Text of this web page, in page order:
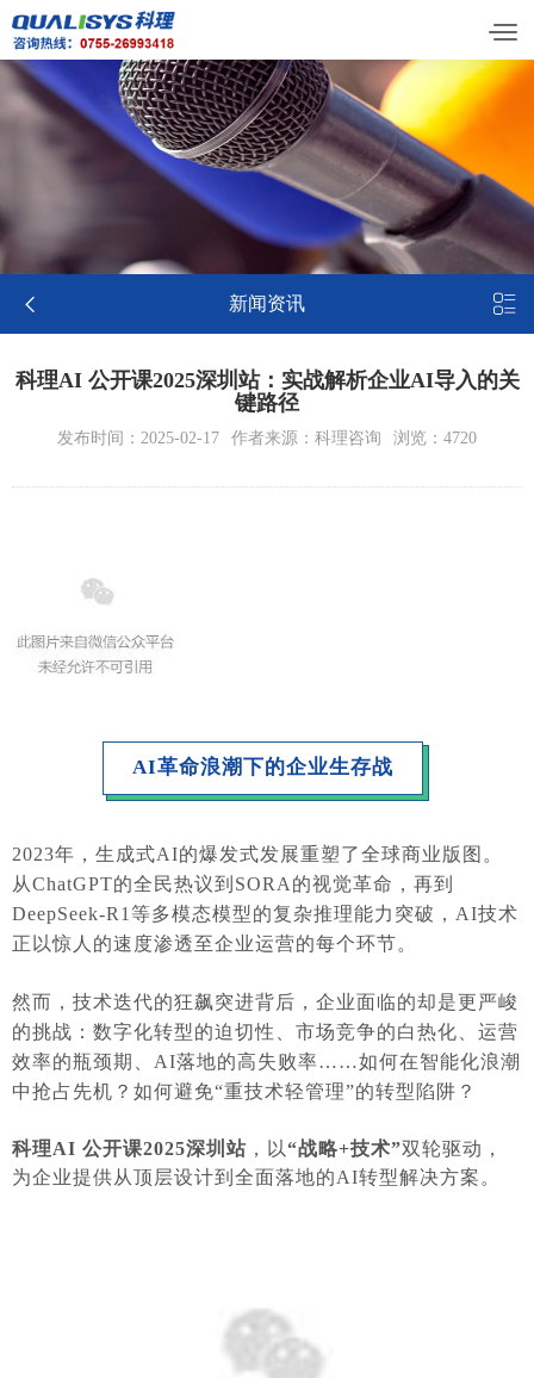
 新闻资讯 
科理AI 公开课2025深圳站：实战解析企业AI导入的关
键路径
发布时间：2025-02-17 作者来源：科理咨询 浏览：4720
AI革命浪潮下的企业生存战
2023年，生成式AI的爆发式发展重塑了全球商业版图。
从ChatGPT的全民热议到SORA的视觉革命，再到
DeepSeek-R1等多模态模型的复杂推理能力突破，AI技术
正以惊人的速度渗透至企业运营的每个环节。
然而，技术迭代的狂飙突进背后，企业面临的却是更严峻
的挑战：数字化转型的迫切性、市场竞争的白热化、运营
效率的瓶颈期、AI落地的高失败率……如何在智能化浪潮
中抢占先机？如何避免“重技术轻管理”的转型陷阱？
科理AI 公开课2025深圳站 ，以“战略+技术”双轮驱动，
为企业提供从顶层设计到全面落地的AI转型解决方案。